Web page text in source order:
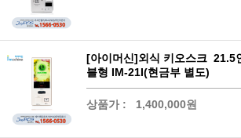
[아이머신]외식 키오스크 21.5
블형 IM-21I(현금부 별도)
상품가 : 1,400,000원